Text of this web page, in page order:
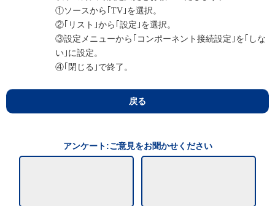
①ソースから｢TV｣を選択。
②｢リスト｣から｢設定｣を選択。
③設定メニューから｢コンポーネント接続設定｣を｢しな
い｣に設定。
④｢閉じる｣で終了。
戻る
アンケート:ご意見をお聞かせください